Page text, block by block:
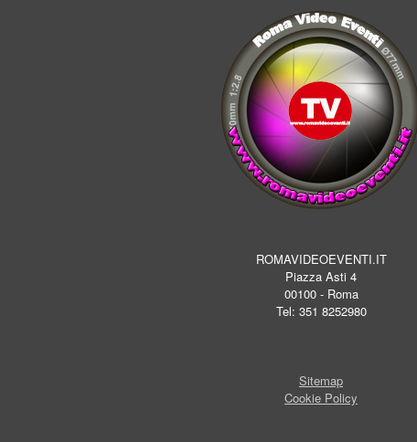
ROMAVIDEOEVENTI.IT
Piazza Asti 4
00100 - Roma
Tel: 351 8252980
Sitemap
Cookie Policy